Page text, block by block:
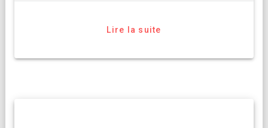
Lire la suite